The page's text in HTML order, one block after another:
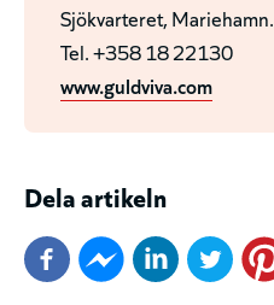
Sjökvarteret, Mariehamn.
Tel. +358 18 22130
www.guldviva.com
Dela artikeln